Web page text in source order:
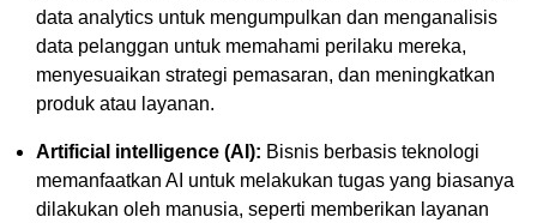
data analytics untuk mengumpulkan dan menganalisis
data pelanggan untuk memahami perilaku mereka,
menyesuaikan strategi pemasaran, dan meningkatkan
produk atau layanan.
Artificial intelligence (AI): Bisnis berbasis teknologi
memanfaatkan AI untuk melakukan tugas yang biasanya
dilakukan oleh manusia, seperti memberikan layanan